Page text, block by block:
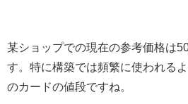
某ショップでの現在の参考価格は
す。特に構築では頻繁に使われる
のカードの値段ですね。